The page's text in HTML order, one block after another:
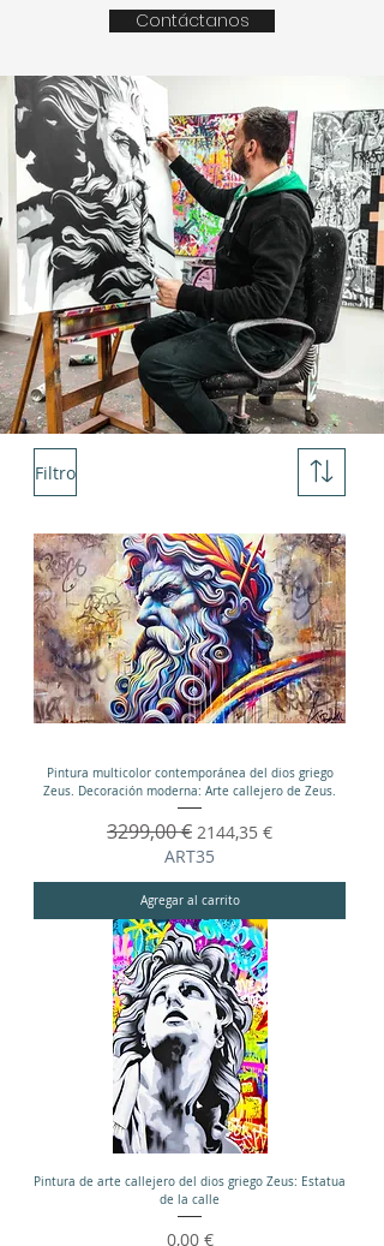
Contáctanos
Filtro
Pintura multicolor contemporánea del dios griego
Zeus. Decoración moderna: Arte callejero de Zeus.
Precio
3299,00 € Precio de oferta
2144,35 €
ART35
Agregar al carrito
Pintura de arte callejero del dios griego Zeus: Estatua
de la calle
Precio
0,00 €